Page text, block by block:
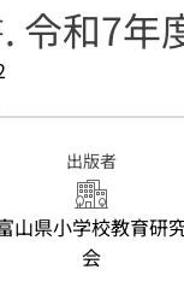
令和7年
出版者
山県小学校教育研
会